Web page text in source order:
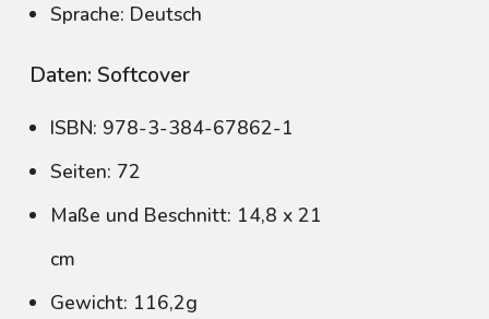
Sprache: Deutsch
Daten: Softcover
ISBN: 978-3-384-67862-1
Seiten: 72
Maße und Beschnitt: 14,8 x 21
cm
Gewicht: 116,2g